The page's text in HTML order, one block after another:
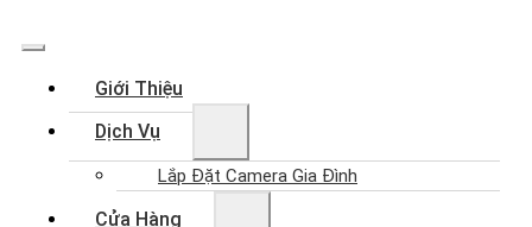
Giới Thiệu
Dịch Vụ
Lắp Đặt Camera Gia Đình
Cửa Hàng